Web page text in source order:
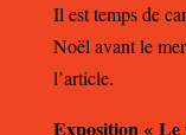
Il est temps de
Noël avant le
l’article.
Exposition « Le